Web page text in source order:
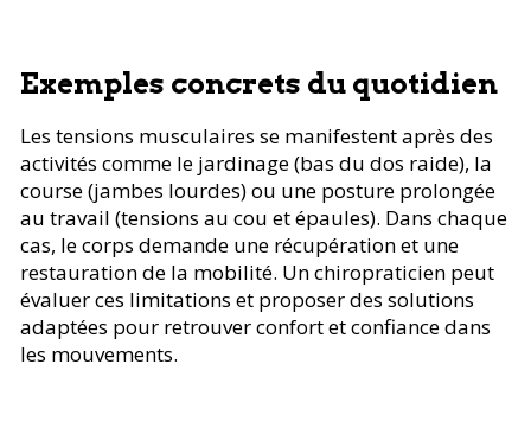
Exemples concrets du quotidien
Les tensions musculaires se manifestent après des
activités comme le jardinage (bas du dos raide), la
course (jambes lourdes) ou une posture prolongée
au travail (tensions au cou et épaules). Dans chaque
cas, le corps demande une récupération et une
restauration de la mobilité. Un chiropraticien peut
évaluer ces limitations et proposer des solutions
adaptées pour retrouver confort et confiance dans
les mouvements.